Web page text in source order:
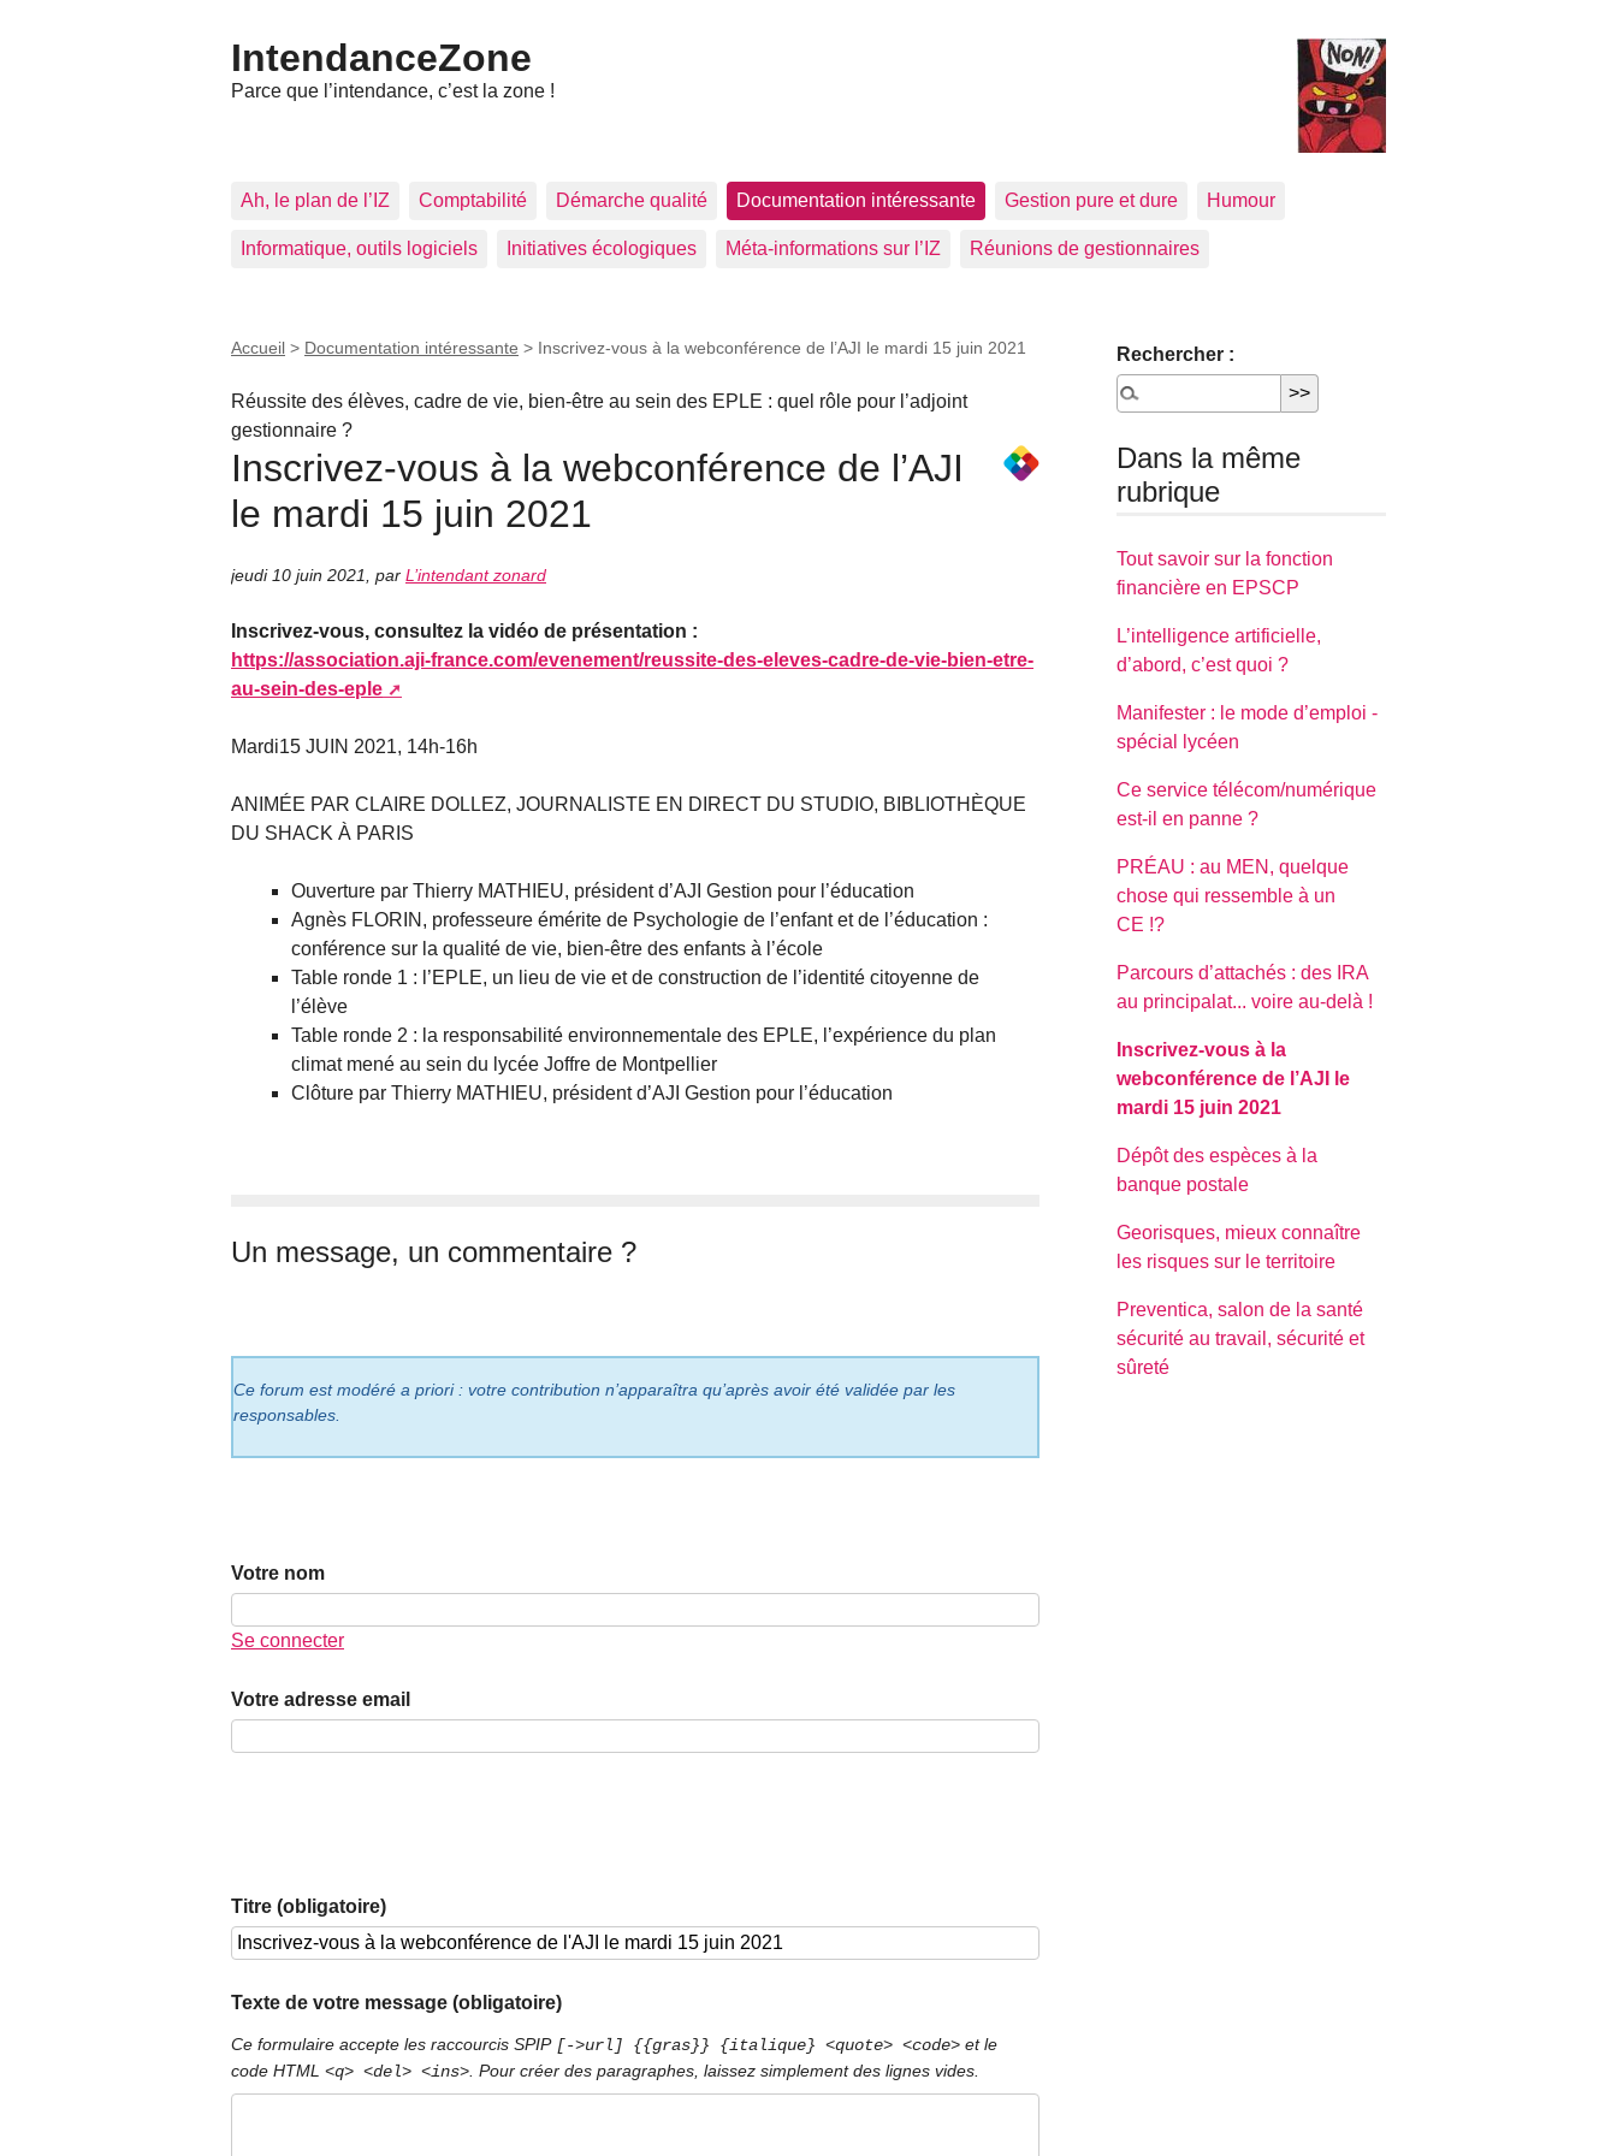
IntendanceZone
Parce que l’intendance, c’est la zone !
Ah, le plan de l’IZ Comptabilité Démarche qualité Documentation intéressante Gestion pure et dure Humour
Informatique, outils logiciels Initiatives écologiques Méta-informations sur l’IZ Réunions de gestionnaires
Accueil > Documentation intéressante > Inscrivez-vous à la webconférence de l’AJI le mardi 15 juin 2021
Réussite des élèves, cadre de vie, bien-être au sein des EPLE : quel rôle pour l’adjoint
gestionnaire ?
Inscrivez-vous à la webconférence de l’AJI
le mardi 15 juin 2021
jeudi 10 juin 2021 par L’intendant zonard
Inscrivez-vous, consultez la vidéo de présentation :
https://association.aji-france.com/evenement/reussite-des-eleves-cadre-de-vie-bien-etre-
au-sein-des-eple
Mardi15 JUIN 2021, 14h-16h
ANIMÉE PAR CLAIRE DOLLEZ, JOURNALISTE EN DIRECT DU STUDIO, BIBLIOTHÈQUE
DU SHACK À PARIS
Ouverture par Thierry MATHIEU, président d’AJI Gestion pour l’éducation
Agnès FLORIN, professeure émérite de Psychologie de l’enfant et de l’éducation :
conférence sur la qualité de vie, bien-être des enfants à l’école
Table ronde 1 : l’EPLE, un lieu de vie et de construction de l’identité citoyenne de
l’élève
Table ronde 2 : la responsabilité environnementale des EPLE, l’expérience du plan
climat mené au sein du lycée Joffre de Montpellier
Clôture par Thierry MATHIEU, président d’AJI Gestion pour l’éducation
Un message, un commentaire ?
Ce forum est modéré a priori : votre contribution n’apparaîtra qu’après avoir été validée par les
responsables.
Votre nom
Se connecter
Votre adresse email
Titre (obligatoire)
Texte de votre message (obligatoire)
Ce formulaire accepte les raccourcis SPIP [->url] {{gras}} {italique} <quote> <code> et le
code HTML <q> <del> <ins> . Pour créer des paragraphes, laissez simplement des lignes vides.
Rechercher :
Dans la même
rubrique
Tout savoir sur la fonction
financière en EPSCP
L’intelligence artificielle,
d’abord, c’est quoi ?
Manifester : le mode d’emploi -
spécial lycéen
Ce service télécom/numérique
est-il en panne ?
PRÉAU : au MEN, quelque
chose qui ressemble à un
CE !?
Parcours d’attachés : des IRA
au principalat... voire au-delà !
Inscrivez-vous à la
webconférence de l’AJI le
mardi 15 juin 2021
Dépôt des espèces à la
banque postale
Georisques, mieux connaître
les risques sur le territoire
Preventica, salon de la santé
sécurité au travail, sécurité et
sûreté